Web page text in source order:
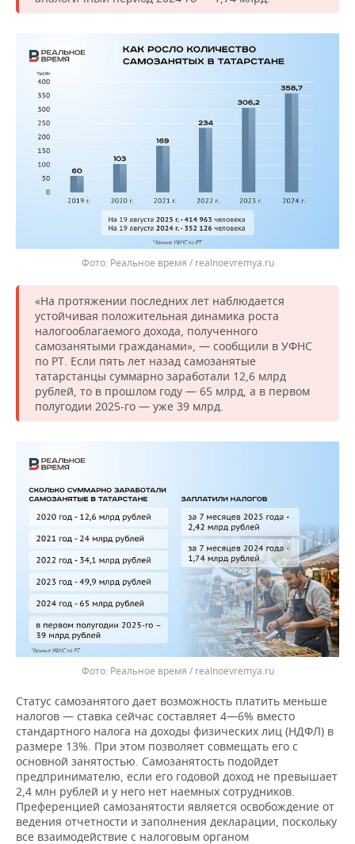
Реальное время / realnoevremya.ru
«На протяжении последних лет наблюдается
устойчивая положительная динамика роста
налогооблагаемого дохода, полученного
самозанятыми гражданами», — сообщили в УФНС
по РТ. Если пять лет назад самозанятые
татарстанцы суммарно заработали 12,6 млрд
рублей, то в прошлом году — 65 млрд, а в первом
полугодии 2025-го — уже 39 млрд.
Реальное время / realnoevremya.ru
Статус самозанятого дает возможность платить меньше
налогов — ставка сейчас составляет 4—6% вместо
стандартного налога на доходы физических лиц (НДФЛ) в
размере 13%. При этом позволяет совмещать его с
основной занятостью. Самозанятость подойдет
предпринимателю, если его годовой доход не превышает
2,4 млн рублей и у него нет наемных сотрудников.
Преференцией самозанятости является освобождение от
ведения отчетности и заполнения декларации, поскольку
все взаимодействие с налоговым органом